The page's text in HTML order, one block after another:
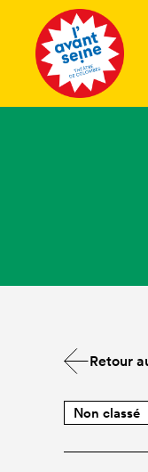
Retour
Non classé